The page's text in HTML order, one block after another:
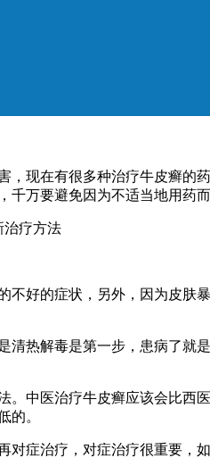
在有很多种治疗牛皮癣的
万要避免因为不适当地用药
的症状，另外，因为皮肤
解毒是第一步，患病了就
医治疗牛皮癣应该会比西
的。
治疗，对症治疗很重要，